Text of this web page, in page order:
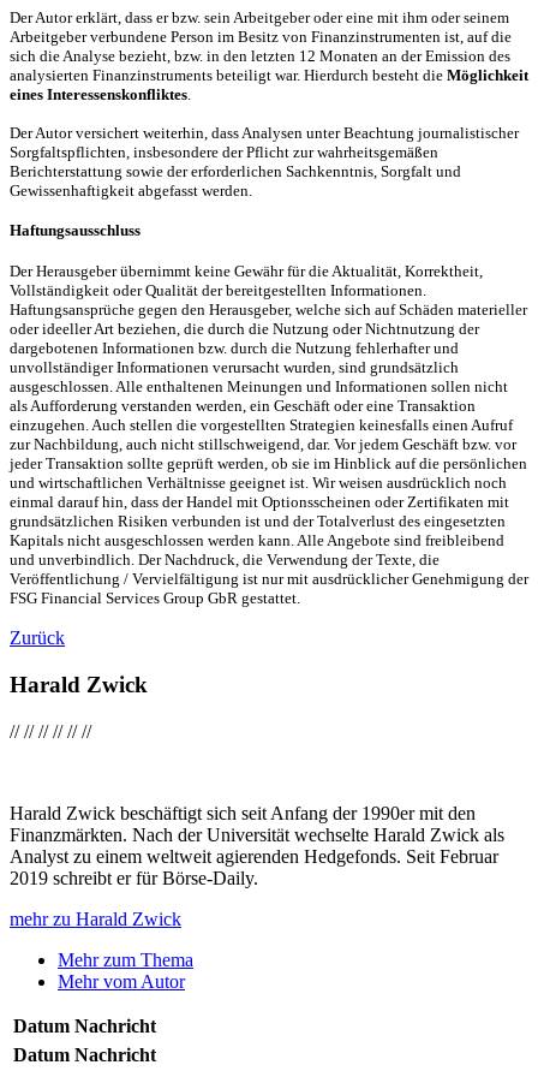
Der Autor erklärt, dass er bzw. sein Arbeitgeber oder eine mit ihm oder seinem
Arbeitgeber verbundene Person im Besitz von Finanzinstrumenten ist, auf die
sich die Analyse bezieht, bzw. in den letzten 12 Monaten an der Emission des
analysierten Finanzinstruments beteiligt war. Hierdurch besteht die Möglichkeit
eines Interessenskonfliktes
Der Autor versichert weiterhin, dass Analysen unter Beachtung journalistischer
Sorgfaltspflichten, insbesondere der Pflicht zur wahrheitsgemäßen
Berichterstattung sowie der erforderlichen Sachkenntnis, Sorgfalt und
Gewissenhaftigkeit abgefasst werden.
Haftungsausschluss
Der Herausgeber übernimmt keine Gewähr für die Aktualität, Korrektheit,
Vollständigkeit oder Qualität der bereitgestellten Informationen.
Haftungsansprüche gegen den Herausgeber, welche sich auf Schäden materieller
oder ideeller Art beziehen, die durch die Nutzung oder Nichtnutzung der
dargebotenen Informationen bzw. durch die Nutzung fehlerhafter und
unvollständiger Informationen verursacht wurden, sind grundsätzlich
ausgeschlossen. Alle enthaltenen Meinungen und Informationen sollen nicht
als Aufforderung verstanden werden, ein Geschäft oder eine Transaktion
einzugehen. Auch stellen die vorgestellten Strategien keinesfalls einen Aufruf
zur Nachbildung, auch nicht stillschweigend, dar. Vor jedem Geschäft bzw. vor
jeder Transaktion sollte geprüft werden, ob sie im Hinblick auf die persönlichen
und wirtschaftlichen Verhältnisse geeignet ist. Wir weisen ausdrücklich noch
einmal darauf hin, dass der Handel mit Optionsscheinen oder Zertifikaten mit
grundsätzlichen Risiken verbunden ist und der Totalverlust des eingesetzten
Kapitals nicht ausgeschlossen werden kann. Alle Angebote sind freibleibend
und unverbindlich. Der Nachdruck, die Verwendung der Texte, die
Veröffentlichung / Vervielfältigung ist nur mit ausdrücklicher Genehmigung der
FSG Financial Services Group GbR gestattet.
Zurück
Harald Zwick
////////////
Harald Zwick beschäftigt sich seit Anfang der 1990er mit den
Finanzmärkten. Nach der Universität wechselte Harald Zwick als
Analyst zu einem weltweit agierenden Hedgefonds. Seit Februar
2019 schreibt er für Börse-Daily.
mehr zu Harald Zwick
Mehr zum Thema
Mehr vom Autor
Datum Nachricht
Datum Nachricht